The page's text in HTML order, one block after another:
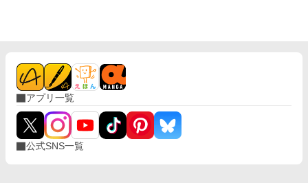
アプリ一覧
公式SNS一覧